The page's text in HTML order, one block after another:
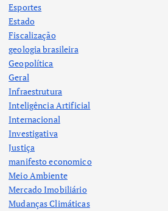
Esportes
Estado
Fiscalização
geologia brasileira
Geopolítica
Geral
Infraestrutura
Inteligência Artificial
Internacional
Investigativa
Justiça
manifesto economico
Meio Ambiente
Mercado Imobiliário
Mudanças Climáticas